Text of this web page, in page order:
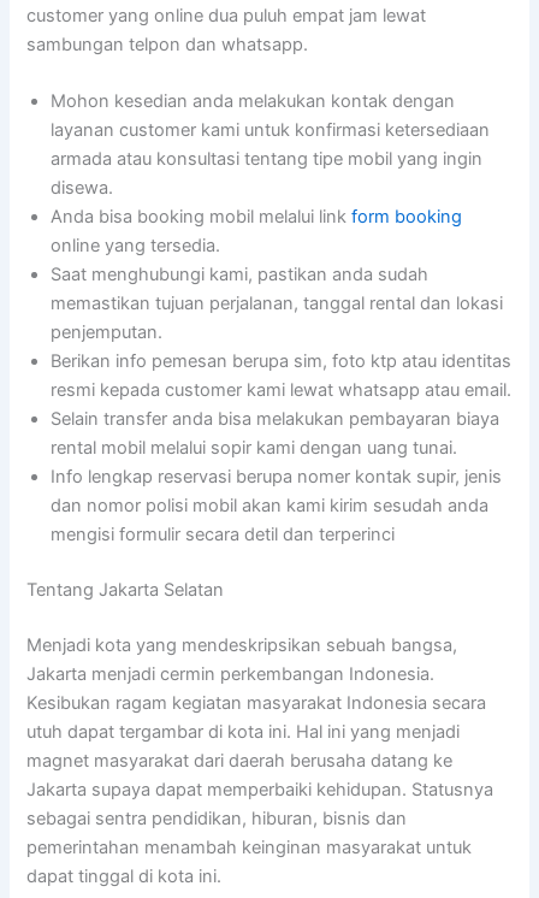
customer yang online dua puluh empat jam lewat
sambungan telpon dan whatsapp.
Mohon kesedian anda melakukan kontak dengan
layanan customer kami untuk konfirmasi ketersediaan
armada atau konsultasi tentang tipe mobil yang ingin
disewa.
Anda bisa booking mobil melalui linkform booking
online yang tersedia.
Saat menghubungi kami, pastikan anda sudah
memastikan tujuan perjalanan, tanggal rental dan lokasi
penjemputan.
Berikan info pemesan berupa sim, foto ktp atau identitas
resmi kepada customer kami lewat whatsapp atau email.
Selain transfer anda bisa melakukan pembayaran biaya
rental mobil melalui sopir kami dengan uang tunai.
Info lengkap reservasi berupa nomer kontak supir, jenis
dan nomor polisi mobil akan kami kirim sesudah anda
mengisi formulir secara detil dan terperinci
Tentang Jakarta Selatan
Menjadi kota yang mendeskripsikan sebuah bangsa,
Jakarta menjadi cermin perkembangan Indonesia.
Kesibukan ragam kegiatan masyarakat Indonesia secara
utuh dapat tergambar di kota ini. Hal ini yang menjadi
magnet masyarakat dari daerah berusaha datang ke
Jakarta supaya dapat memperbaiki kehidupan. Statusnya
sebagai sentra pendidikan, hiburan, bisnis dan
pemerintahan menambah keinginan masyarakat untuk
dapat tinggal di kota ini.